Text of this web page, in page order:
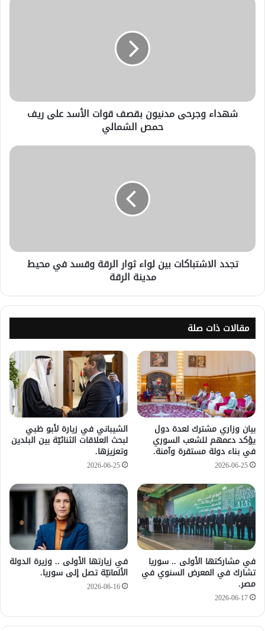
شهداء وجرحى مدنيون بقصف قوات الأسد على ريف
حمص الشمالي
تجدد الاشتباكات بين لواء ثوار الرقة وقسد في محيط
مدينة الرقة
مقالات ذات صلة
بيان وزاري مشترك لعدة دول
يؤكد دعمهم للشعب السوري
في بناء دولة مستقرة وآمنة.
2026-06-25
الشيباني في زيارة لأبو ظبي
لبحث العلاقات الثنائيّة بين البلدين
وتعزيزها.
2026-06-25
في مشاركتها الأولى .. سوريا
تشارك في المعرض السنوي في
مصر.
2026-06-17
في زيارتها الأولى .. وزيرة الدولة
الألمانيّة تصل إلى سوريا.
2026-06-16